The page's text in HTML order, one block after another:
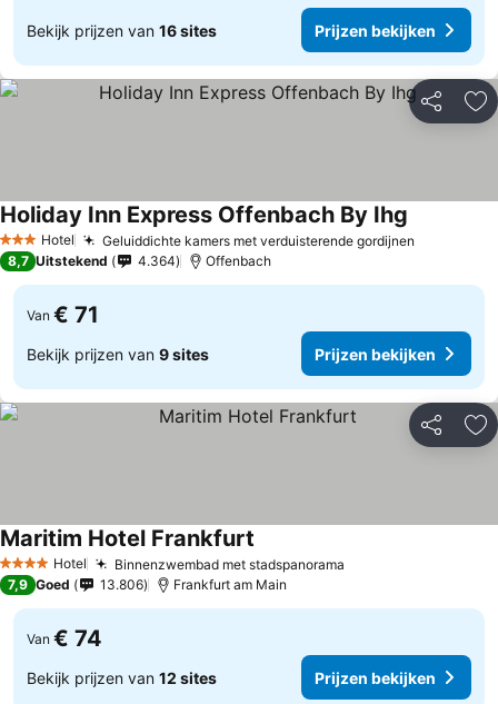
Bekijk prijzen van 16 sites Prijzen bekijken
Delen
3 SterrenHotel Geluiddichte kamers met verduisterende gordijnen
Holiday Inn Express Offenbach By Ihg
8,7 Uitstekend 4.364 Offenbach
Van € 71
Bekijk prijzen van 9 sites Prijzen bekijken
Delen
4 SterrenHotel Binnenzwembad met stadspanorama
Maritim Hotel Frankfurt
7,9 Goed 13.806 Frankfurt am Main
Van € 74
Bekijk prijzen van 12 sites Prijzen bekijken